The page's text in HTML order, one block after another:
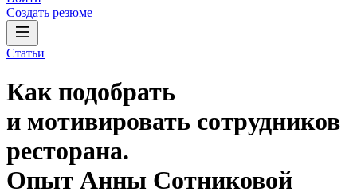
Создать резюме
Статьи
Как подобрать
и мотивировать сотрудников
ресторана.
Опыт Анны Сотниковой